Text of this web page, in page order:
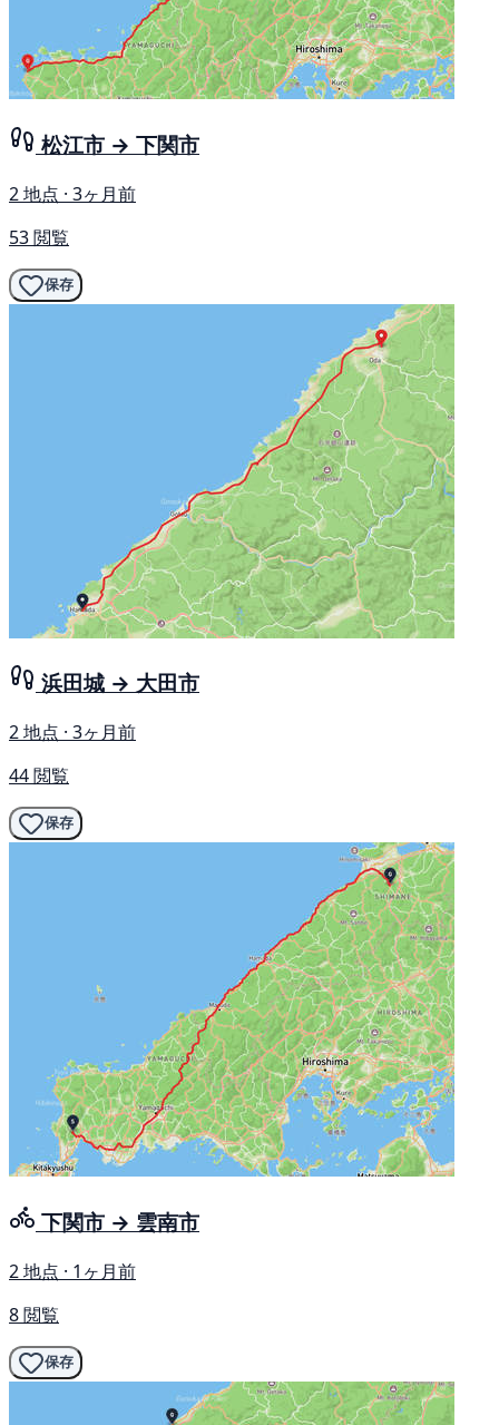
松江市 → 下関市
2 地点 · 3ヶ月前
53 閲覧
保存
浜田城 → 大田市
2 地点 · 3ヶ月前
44 閲覧
保存
下関市 → 雲南市
2 地点 · 1ヶ月前
8 閲覧
保存